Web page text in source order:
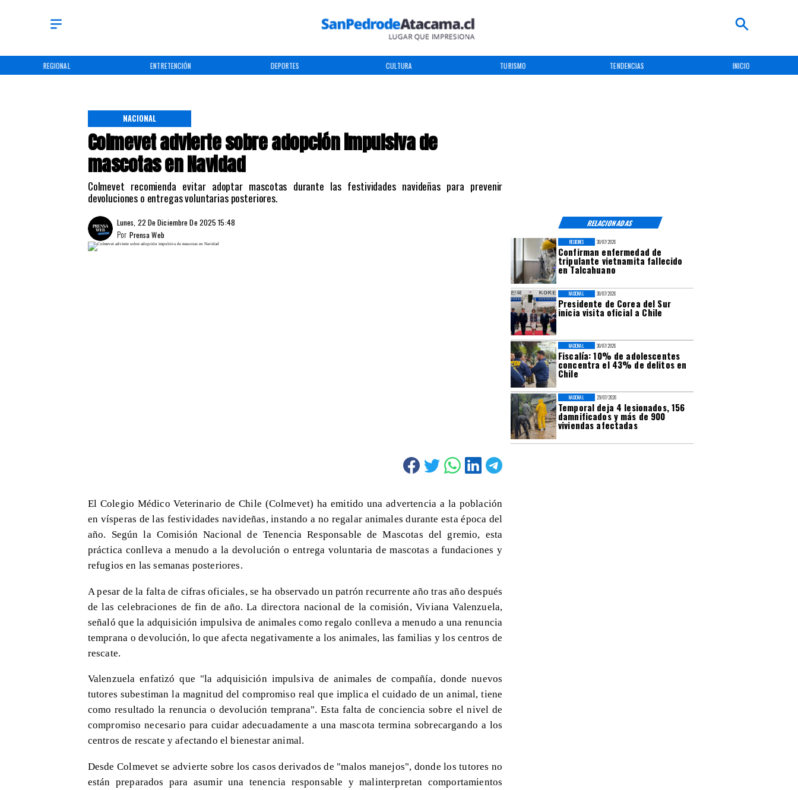
REGIONAL ENTRETENCIÓN DEPORTES CULTURA TURISMO TENDENCIAS INICIO
Colmevet advierte sobre adopción impulsiva de
mascotas en Navidad
Colmevet recomienda evitar adoptar mascotas durante las festividades navideñas para prevenir
devoluciones o entregas voluntarias posteriores.
NACIONAL
RELACIONADAS
Lunes, 22 De Diciembre De 2025 15:48
Prensa Web
Por
30/07/2026
Confirman enfermedad de
tripulante vietnamita fallecido
en Talcahuano
REGIONES
30/07/2026
Presidente de Corea del Sur
inicia visita oficial a Chile
NACIONAL
30/07/2026
Fiscalía: 10% de adolescentes
concentra el 43% de delitos en
Chile
NACIONAL
29/07/2026
Temporal deja 4 lesionados, 156
damnificados y más de 900
viviendas afectadas
NACIONAL
El Colegio Médico Veterinario de Chile (Colmevet) ha emitido una advertencia a la población
en vísperas de las festividades navideñas, instando a no regalar animales durante esta época del
año. Según la Comisión Nacional de Tenencia Responsable de Mascotas del gremio, esta
práctica conlleva a menudo a la devolución o entrega voluntaria de mascotas a fundaciones y
refugios en las semanas posteriores.
A pesar de la falta de cifras oficiales, se ha observado un patrón recurrente año tras año después
de las celebraciones de fin de año. La directora nacional de la comisión, Viviana Valenzuela,
señaló que la adquisición impulsiva de animales como regalo conlleva a menudo a una renuncia
temprana o devolución, lo que afecta negativamente a los animales, las familias y los centros de
rescate.
Valenzuela enfatizó que "la adquisición impulsiva de animales de compañía, donde nuevos
tutores subestiman la magnitud del compromiso real que implica el cuidado de un animal, tiene
como resultado la renuncia o devolución temprana". Esta falta de conciencia sobre el nivel de
compromiso necesario para cuidar adecuadamente a una mascota termina sobrecargando a los
centros de rescate y afectando el bienestar animal.
Desde Colmevet se advierte sobre los casos derivados de "malos manejos", donde los tutores no
están preparados para asumir una tenencia responsable y malinterpretan comportamientos